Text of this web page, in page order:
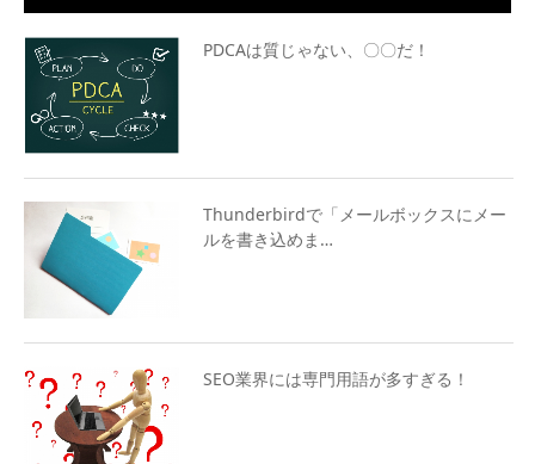
PDCAは質じゃない、〇〇だ！
Thunderbirdで「メールボックスにメー
ルを書き込めま…
SEO業界には専門用語が多すぎる！